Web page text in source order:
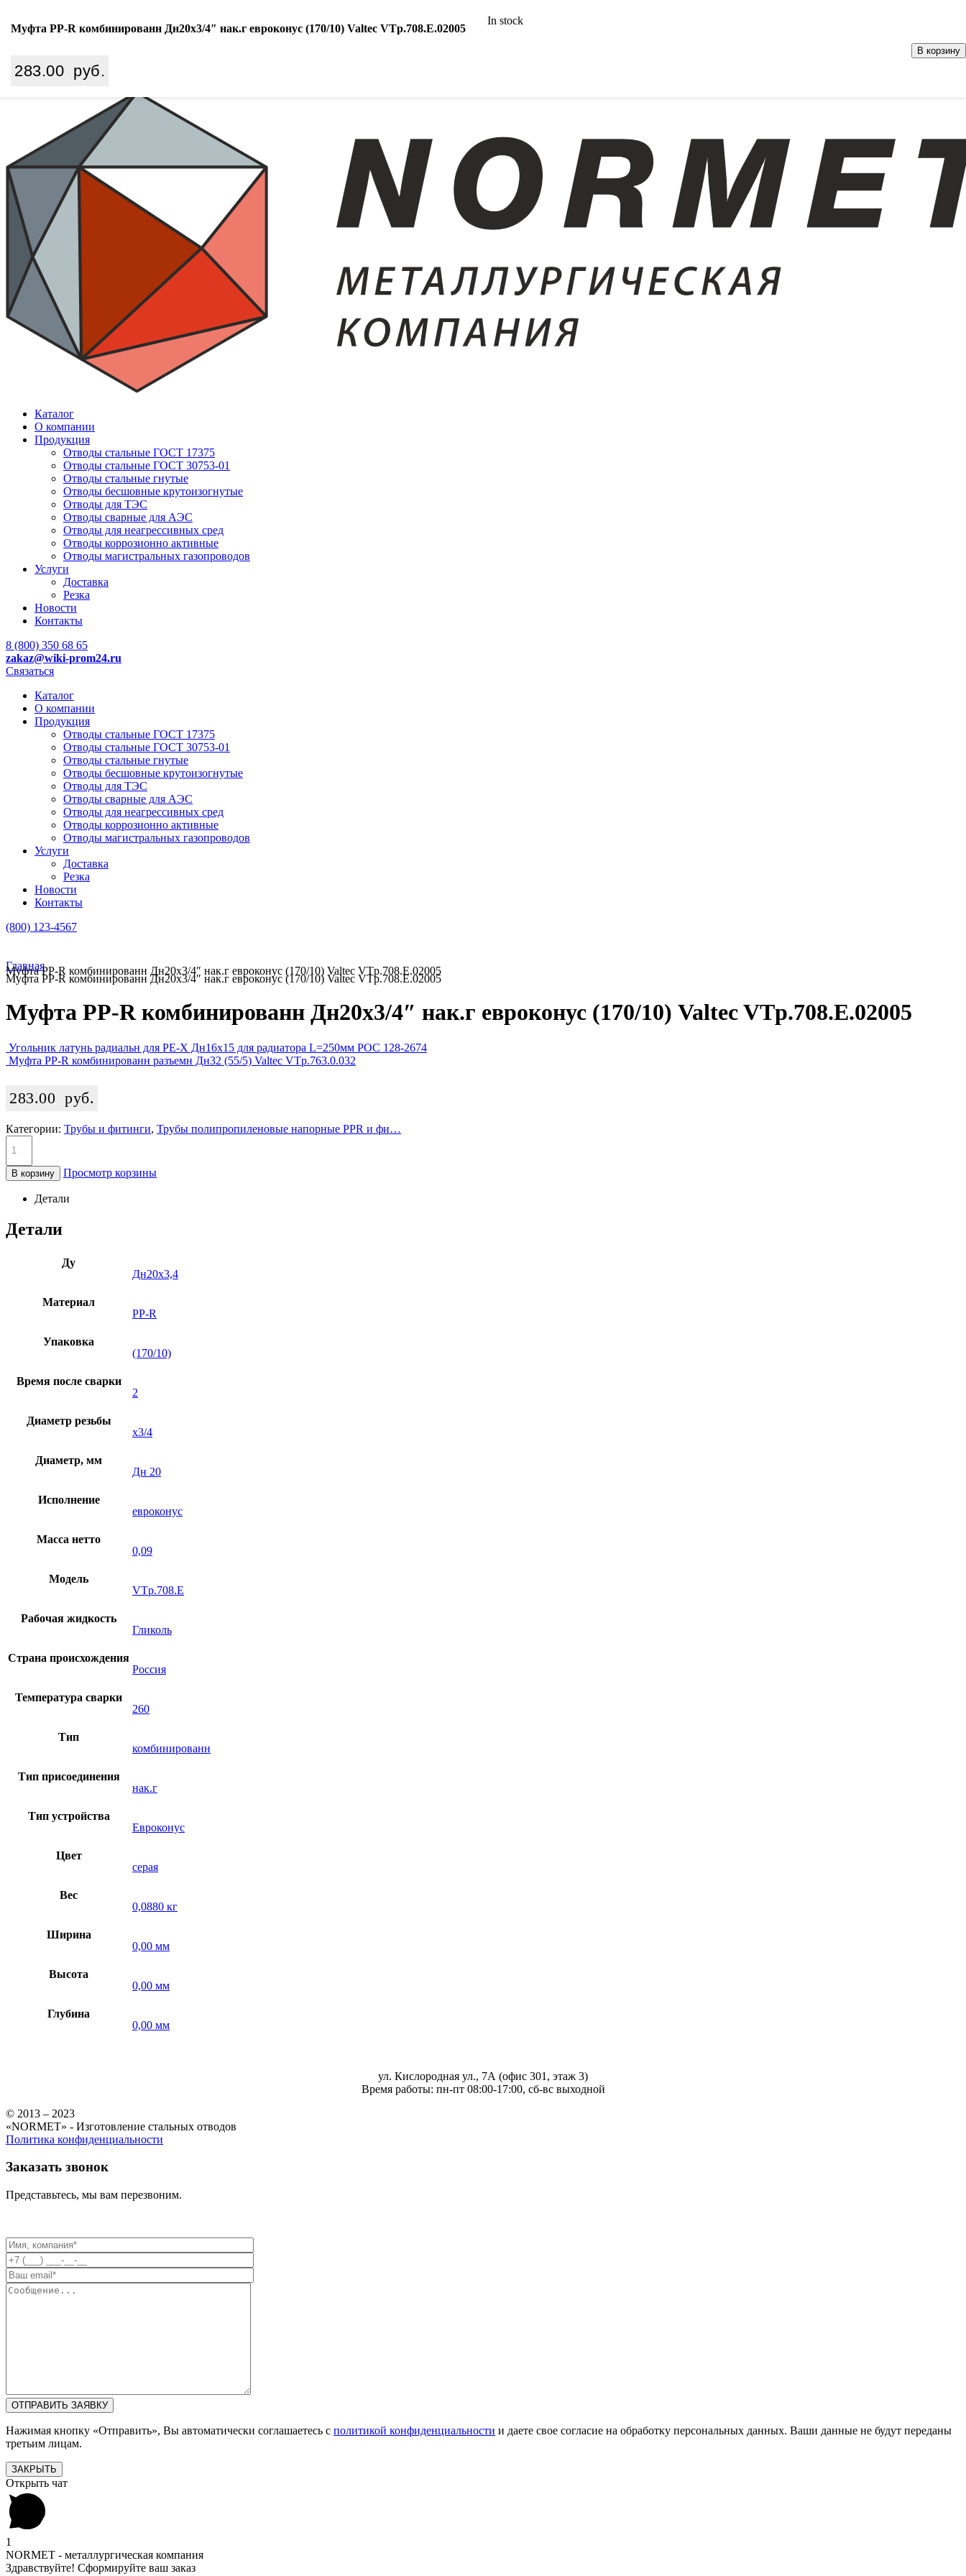
Екатеринбург
8 (800) 350 68 65
@wiki-prom24.ru
Каталог
О компании
Продукция
Отводы стальные ГОСТ 17375
Отводы стальные ГОСТ 30753-01
Отводы стальные гнутые
Отводы бесшовные крутоизогнутые
Отводы для ТЭС
Отводы сварные для АЭС
Отводы для неагрессивных сред
Отводы коррозионно активные
Отводы магистральных газопроводов
Услуги
Доставка
Резка
Новости
Контакты
8 (800) 350 68 65
zakaz@wiki-prom24.ru
Связаться
Каталог
О компании
Продукция
Отводы стальные ГОСТ 17375
Отводы стальные ГОСТ 30753-01
Отводы стальные гнутые
Отводы бесшовные крутоизогнутые
Отводы для ТЭС
Отводы сварные для АЭС
Отводы для неагрессивных сред
Отводы коррозионно активные
Отводы магистральных газопроводов
Услуги
Доставка
Резка
Новости
Контакты
(800) 123-4567
Главная
Муфта PP-R комбинированн Дн20х3/4″ нак.г евроконус (170/10) Valtec VTp.708.E.02005
Муфта PP-R комбинированн Дн20х3/4″ нак.г евроконус (170/10) Valtec VTp.708.E.02005
Муфта PP-R комбинированн Дн20х3/4″ нак.г евроконус (170/10) Valtec VTp.708.E.02005
Угольник латунь радиальн для PE-X Дн16х15 для радиатора L=250мм РОС 128-2674
Муфта PP-R комбинированн разъемн Дн32 (55/5) Valtec VTp.763.0.032
Муфта PP-R комбинированн Дн20х3/4″ нак.г евроконус (170/10) Valtec VTp.708.E.02005
283.00 руб.
In stock
В корзину
283.00 руб.
Категории: Трубы и фитинги, Трубы полипропиленовые напорные PPR и фи…
В корзину Просмотр корзины
Детали
Детали
Ду
Дн20х3,4
Материал
PP-R
Упаковка
(170/10)
Время после сварки
2
Диаметр резьбы
х3/4
Диаметр, мм
Дн 20
Исполнение
евроконус
Масса нетто
0,09
Модель
VTp.708.E
Рабочая жидкость
Гликоль
Страна происхождения
Россия
Температура сварки
260
Тип
комбинированн
Тип присоединения
нак.г
Тип устройства
Евроконус
Цвет
серая
Вес
0,0880 кг
Ширина
0,00 мм
Высота
0,00 мм
Глубина
0,00 мм
ул. Кислородная ул., 7А (офис 301, этаж 3)
Время работы: пн-пт 08:00-17:00, сб-вс выходной
© 2013 – 2023
«NORMET» - Изготовление стальных отводов
Политика конфиденциальности
Заказать звонок
Представьтесь, мы вам перезвоним.
Нажимая кнопку «Отправить», Вы автоматически соглашаетесь с политикой конфиденциальности и даете свое согласие на обработку персональных данных. Ваши данные не будут переданы
третьим лицам.
ЗАКРЫТЬ
Открыть чат
1
NORMET - металлургическая компания
Здравствуйте! Сформируйте ваш заказ